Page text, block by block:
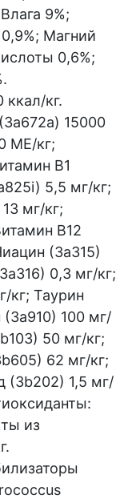
9%;
Магний
0,6%;
ккал/кг.
15000
МЕ/кг;
B1
5,5 мг/кг;
мг/кг;
B12
(3a315)
0,3 мг/кг;
кг; Таурин
(3a910) 100 мг/
50 мг/кг;
62 мг/кг;
(3b202) 1,5 мг/
из